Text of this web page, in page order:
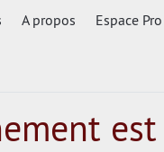
A propos Espace Pro